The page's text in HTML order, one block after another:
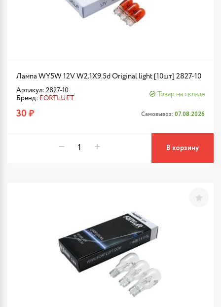
Лампа WY5W 12V W2.1X9.5d Original light [10шт] 2827-10
Артикул: 2827-10
Бренд: FORTLUFT
Товар на складе
30 ₽ Самовывоз: 07.08.2026
В корзину